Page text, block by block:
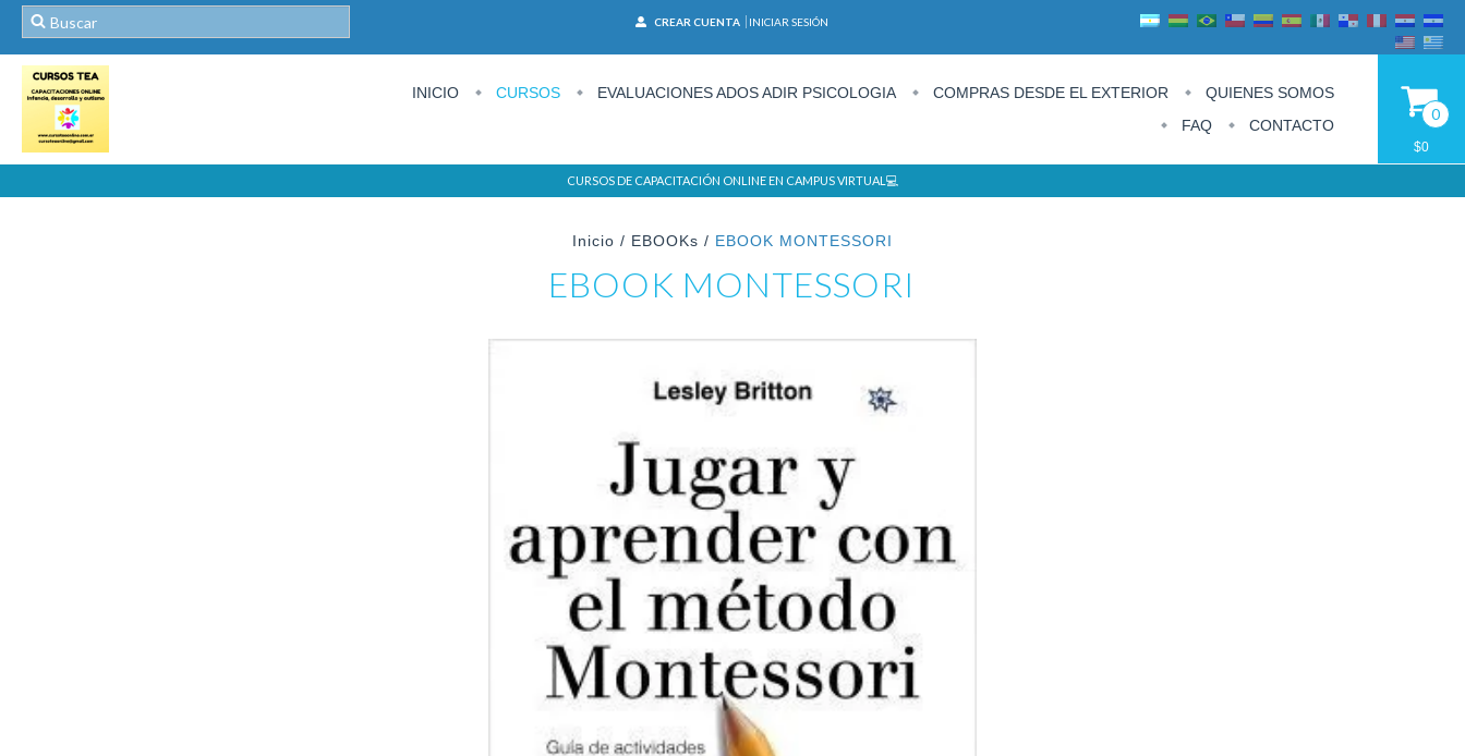
CREAR CUENTA INICIAR SESIÓN
INICIO CURSOS EVALUACIONES ADOS ADIR PSICOLOGIA COMPRAS DESDE EL EXTERIOR
QUIENES SOMOS
FAQ
CONTACTO
0
$0
CURSOS DE CAPACITACIÓN ONLINE EN CAMPUS VIRTUAL💻
Inicio / EBOOKs / EBOOK MONTESSORI
EBOOK MONTESSORI